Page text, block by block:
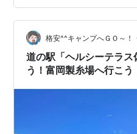
アジフライが食べたいのだ
ので終了。 私の家族も た
ので、新しく出来た 【道の
…
格安^^キャンプへＧＯ～！
道の駅「ヘルシーテラ
う！富岡製糸場へ行こ